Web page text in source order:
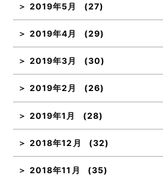
2019年5月 (27)
2019年4月 (29)
2019年3月 (30)
2019年2月 (26)
2019年1月 (28)
2018年12月 (32)
2018年11月 (35)